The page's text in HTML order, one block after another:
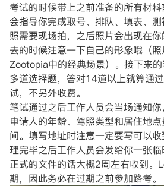
考试的时候带上之前准备的所有材
会指导你完成取号、排队、填表、
照需要现场拍，之后照片会出现在
去的时候注意一下自己的形象哦（
Zootopia中的经典场景）。接下来
多道选择题，答对14道以上就算通
试，不另外收费。
笔试通过之后工作人员会当场通知
申请人的年龄、驾照类型和居住地
间。填写地址时注意一定要写可以
理完毕之后工作人员会发给你一张临
正式的文件的话大概2周左右收到
期，因此务必在过期之前参加路考。